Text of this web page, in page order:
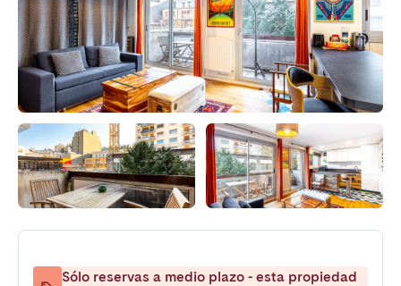
Sólo reservas a medio plazo - esta propiedad